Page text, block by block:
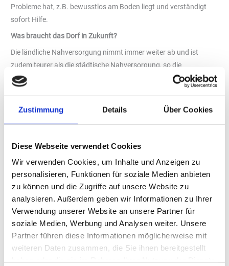
Zustimmung Details Über Cookies
Diese Webseite verwendet Cookies
Wir verwenden Cookies, um Inhalte und Anzeigen zu
personalisieren, Funktionen für soziale Medien anbieten
zu können und die Zugriffe auf unsere Website zu
analysieren. Außerdem geben wir Informationen zu Ihrer
Verwendung unserer Website an unsere Partner für
soziale Medien, Werbung und Analysen weiter. Unsere
Partner führen diese Informationen möglicherweise mit
weiteren Daten zusammen, die Sie ihnen bereitgestellt
Probleme hat, z.B. bewusstlos am Boden liegt und verständigt
sofort Hilfe.
Was braucht das Dorf in Zukunft?
Die ländliche Nahversorgung nimmt immer weiter ab und ist
zudem teurer als die städtische Nahversorgung, so die
Umfrageergebnisse von YouGov. Account Manager Michael
Schwaer ist sich deshalb sicher, dass Smart Stores 24/7 die
Rettungsanker für die Versorgung im ländlichen Raum seien.
Dabei spiele insbesondere die Regionalität der Produkte eine
Produzenten ein Gesicht haben“. Dorfläden seien darüber hinaus
Teilhabe und des Austauschs. Sie integrierten häufig Basis-
Dienstleistungen wie das Aufgeben von Paketen,
Bankdienstleistungen oder ein zusätzlich gastronomisches
Angebot wie etwa einen Mittagstisch.
„Tante Enso“ – von 18 auf 55.000 Mitglieder
Diese Entwicklung ist bei „Tante Enso“ bereits fest eingeplant:
Bald soll der erste Smart Store mit einem Bürger-Service-Center